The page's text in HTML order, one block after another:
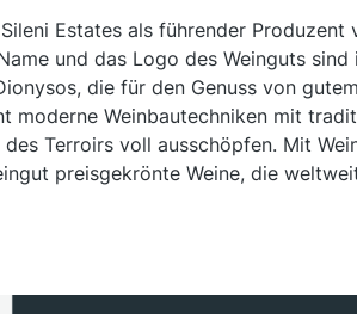
Estates als führender Produzent
und das Logo des Weinguts
die für den Genuss von
moderne Weinbautechniken mit
Terroirs voll ausschöpfen. Mit
preisgekrönte Weine, die